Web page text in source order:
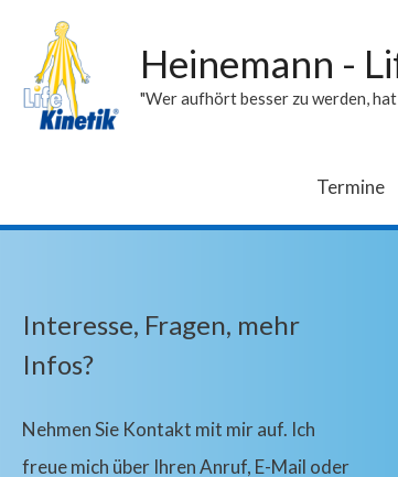
Heinemann -
"Wer aufhört besser zu werden,
Termine
Interesse, Fragen, mehr
Infos?
Nehmen Sie Kontakt mit mir auf. Ich
freue mich über Ihren Anruf, E-Mail oder